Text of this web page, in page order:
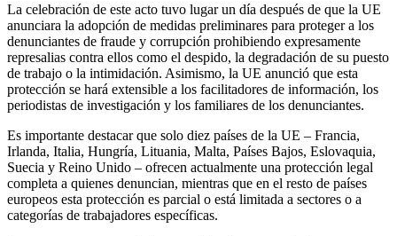
La celebración de este acto tuvo lugar un día después de que la UE
anunciara la adopción de medidas preliminares para proteger a los
denunciantes de fraude y corrupción prohibiendo expresamente
represalias contra ellos como el despido, la degradación de su puesto
de trabajo o la intimidación. Asimismo, la UE anunció que esta
protección se hará extensible a los facilitadores de información, los
periodistas de investigación y los familiares de los denunciantes.
Es importante destacar que solo diez países de la UE – Francia,
Irlanda, Italia, Hungría, Lituania, Malta, Países Bajos, Eslovaquia,
Suecia y Reino Unido – ofrecen actualmente una protección legal
completa a quienes denuncian, mientras que en el resto de países
europeos esta protección es parcial o está limitada a sectores o a
categorías de trabajadores específicas.